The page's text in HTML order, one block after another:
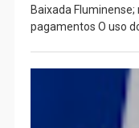
Baixada
pagamentos O uso do